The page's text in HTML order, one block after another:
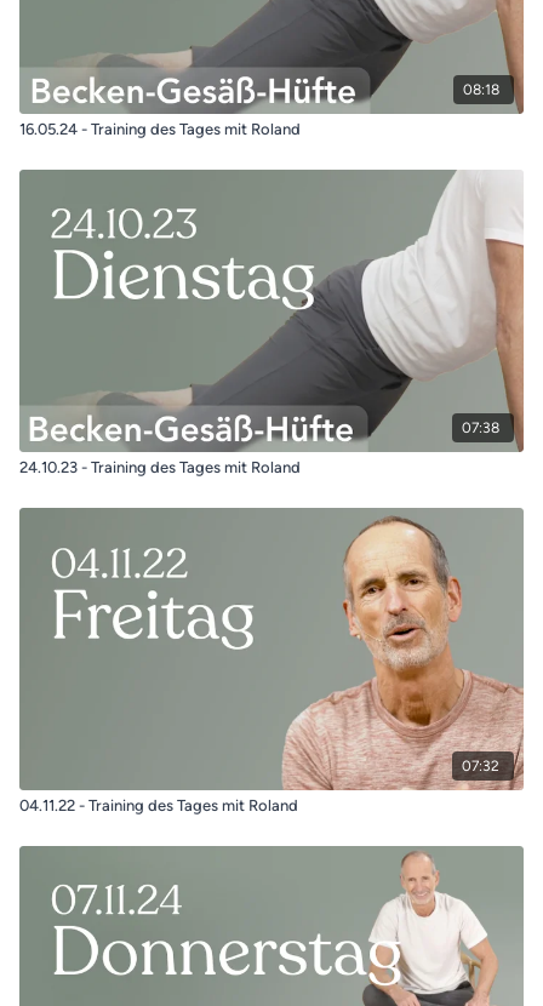
08:18
16.05.24 - Training des Tages mit Roland
07:38
24.10.23 - Training des Tages mit Roland
07:32
04.11.22 - Training des Tages mit Roland